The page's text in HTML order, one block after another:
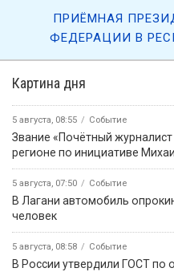
Картина дня
5 августа, 08:55 Событие
Звание «Почётный
регионе по инициативе
5 августа, 07:50 Событие
В Лагани автомобиль
человек
5 августа, 08:58 Событие
В России утвердили ГОСТ по
ПРИЁМНАЯ
ФЕДЕРАЦИИ В